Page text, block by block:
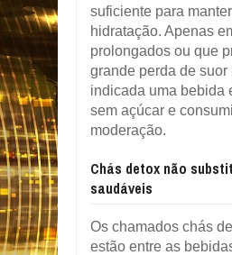
suficiente para
hidratação. Apenas
prolongados ou que
grande perda de suor
indicada uma bebida
sem açúcar e
moderação.
Chás detox não
saudáveis
Os chamados chás
estão entre as